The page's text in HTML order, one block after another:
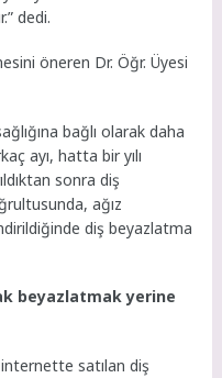
dedi.
öneren Dr. Öğr. Üyesi
bağlı olarak daha
ayı, hatta bir yılı
sonra diş
ağız
diş beyazlatma
beyazlatmak yerine
satılan diş